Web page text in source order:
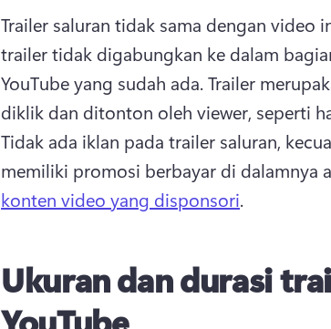
Trailer saluran tidak sama dengan video
trailer tidak digabungkan ke dalam
YouTube yang sudah ada. Trailer
Tidak ada iklan pada trailer saluran,
memiliki promosi berbayar di dalamnya
konten video yang disponsori.
Ukuran dan durasi